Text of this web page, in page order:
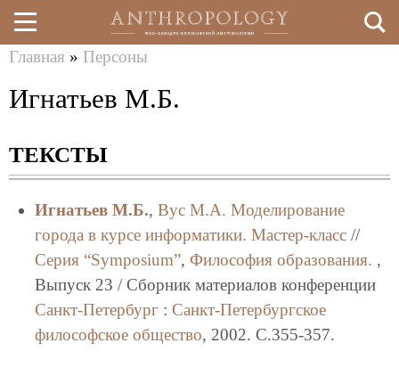
Перейти
к
содержанию
здесь
Главная » Персоны
Игнатьев М.Б.
ТЕКСТЫ
Игнатьев М.Б., Вус М.А. Моделирование
города в курсе информатики. Мастер-класс//
Серия “Symposium”, Философия образования. ,
Выпуск 23 / Сборник материалов конференции
Санкт-Петербург: Санкт-Петербургское
философское общество, 2002. C.355-357.